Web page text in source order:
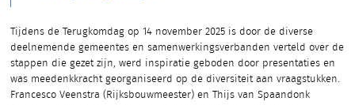
Tijdens de Terugkomdag op 14 november 2025 is door de diverse
deelnemende gemeentes en samenwerkingsverbanden verteld over de
stappen die gezet zijn, werd inspiratie geboden door presentaties en
was meedenkkracht georganiseerd op de diversiteit aan vraagstukken.
Francesco Veenstra (Rijksbouwmeester) en Thijs van Spaandonk